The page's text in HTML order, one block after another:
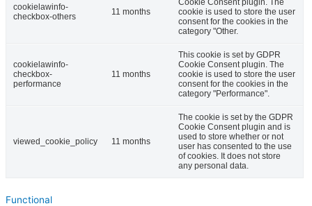
cookielawinfo-
checkbox-others
11 months
Cookie Consent plugin. The
cookie is used to store the user
consent for the cookies in the
category "Other.
cookielawinfo-
checkbox-
performance
11 months
This cookie is set by GDPR
Cookie Consent plugin. The
cookie is used to store the user
consent for the cookies in the
category "Performance".
viewed_cookie_policy 11 months
The cookie is set by the GDPR
Cookie Consent plugin and is
used to store whether or not
user has consented to the use
of cookies. It does not store
any personal data.
Functional